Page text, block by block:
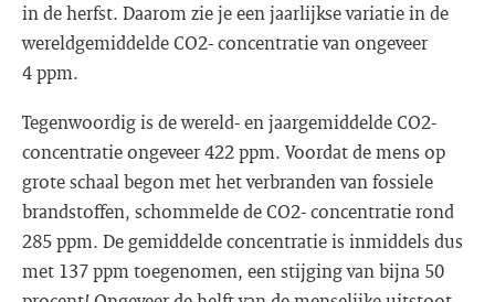
in de herfst. Daarom zie je een jaarlijkse variatie in de
wereldgemiddelde CO2- concentratie van ongeveer
4 ppm.
Tegenwoordig is de wereld- en jaargemiddelde CO2-
concentratie ongeveer 422 ppm. Voordat de mens op
grote schaal begon met het verbranden van fossiele
brandstoffen, schommelde de CO2- concentratie rond
285 ppm. De gemiddelde concentratie is inmiddels dus
met 137 ppm toegenomen, een stijging van bijna 50